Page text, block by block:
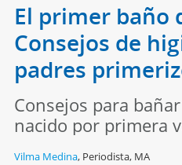
El primer baño
Consejos de
padres
Consejos para
nacido por primera
Vilma Medina, Periodista, MA